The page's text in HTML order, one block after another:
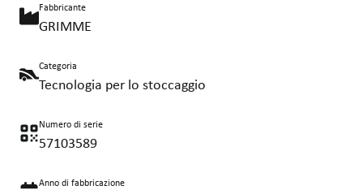
Fabbricante
GRIMME
Categoria
Tecnologia per lo stoccaggio
Numero di serie
57103589
Anno di fabbricazione